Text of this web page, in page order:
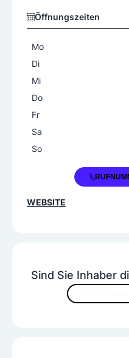
Sind Sie Inhaber
Öffnungszeiten
Mo
Di
Mi
Do
Fr
Sa
So
+43 664 4346836
WEBSITE